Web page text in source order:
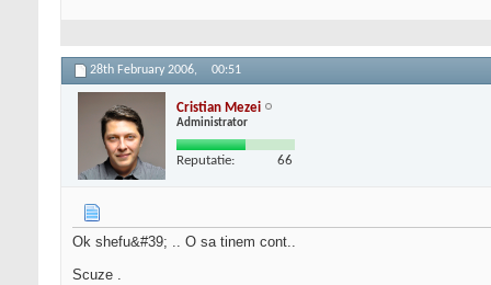
28th February 2006, 00:51
Cristian Mezei
Administrator
Reputatie: 66
Ok shefu&#39; .. O sa tinem cont..
Scuze .